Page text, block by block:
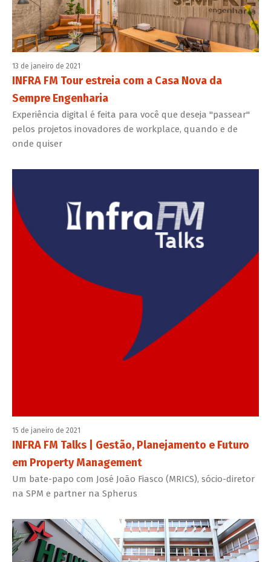
13 de janeiro de 2021
INFRA FM Tour estreia com a Casa Nova da
Sempre Engenharia
Experiência digital é feita para você que deseja "passear"
pelos projetos inovadores de workplace, quando e de
onde quiser
15 de janeiro de 2021
INFRA FM Talks | Gestão, Planejamento e Futuro
em Property Management
Um bate-papo com José João Fiasco (MRICS), sócio-diretor
na SPM e partner na Spherus